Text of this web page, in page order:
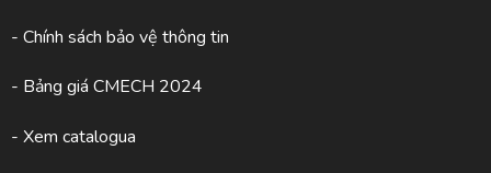
- Chính sách bảo vệ thông tin
- Bảng giá CMECH 2024
- Xem catalogua